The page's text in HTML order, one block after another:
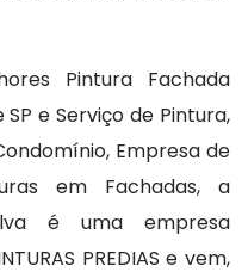
Pintura Fachada
e Serviço de Pintura,
Empresa de
em Fachadas, a
é uma empresa
PREDIAS e vem,